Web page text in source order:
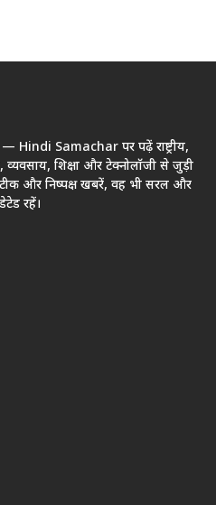
— Hindi Samachar पर पढ़ें राष्ट्रीय,
व्यवसाय, शिक्षा और टेक्नोलॉजी से जुड़ी
और निष्पक्ष खबरें, वह भी सरल और
रहें।